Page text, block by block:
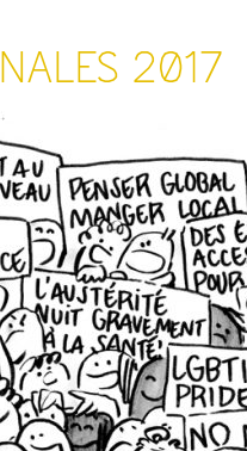
2017